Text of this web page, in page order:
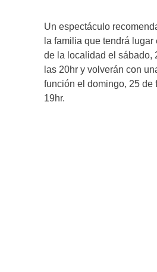
Un espectáculo
la familia que tendrá lugar
de la localidad el sábado,
las 20hr y volverán con
función el domingo, 25 de
19hr.